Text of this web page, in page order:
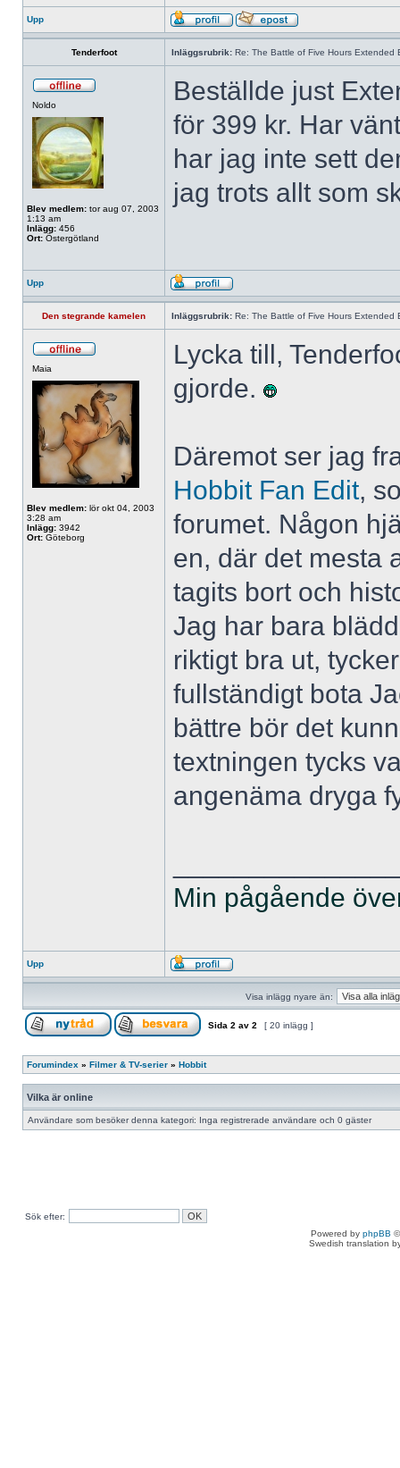
Upp
Tenderfoot Inläggsrubrik: Re: The Battle of Five Hours Extended
Noldo
Blev medlem: tor aug 07, 2003
1:13 am
Inlägg: 456
Ort: Östergötland
Beställde just
för 399 kr. Har
har jag inte sett
jag trots allt som
Upp
Den stegrande kamelen Inläggsrubrik: Re: The Battle of Five Hours Extended
Maia
Blev medlem: lör okt 04, 2003
3:28 am
Inlägg: 3942
Ort: Göteborg
Lycka till,
gjorde.
Däremot ser jag
Hobbit Fan Edit,
forumet. Någon
en, där det mesta
tagits bort och
Jag har bara
riktigt bra ut,
fullständigt bota
bättre bör det
textningen tycks
angenäma dryga
Min pågående
Upp
Visa inlägg nyare än:
Sida 2 av 2 [ 20 inlägg ]
Forumindex » Filmer & TV-serier » Hobbit
Vilka är online
Användare som besöker denna kategori: Inga registrerade användare och 0 gäster
Sök efter:
Powered by phpBB
Swedish translation